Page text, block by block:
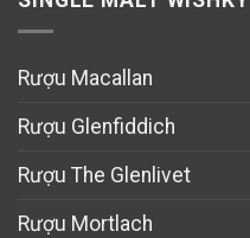
Rượu Macallan
Rượu Glenfiddich
Rượu The Glenlivet
Rượu Mortlach